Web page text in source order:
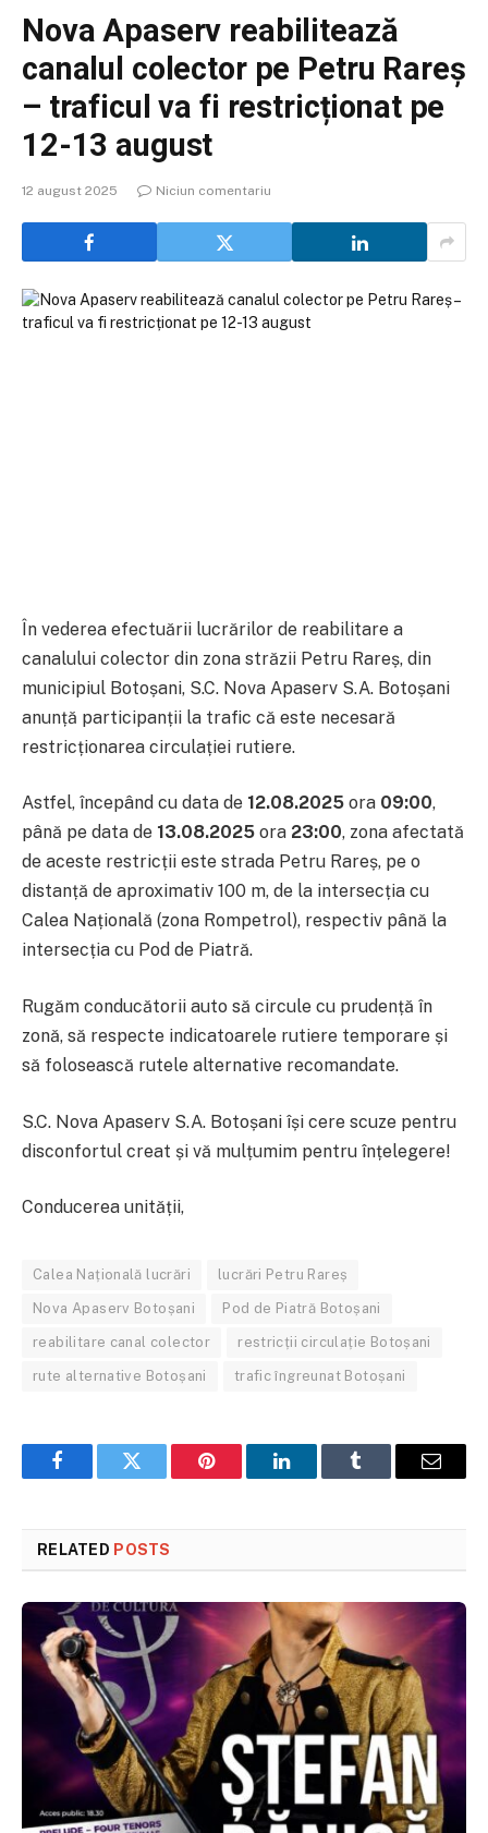
Nova Apaserv reabilitează
canalul colector pe Petru Rareș
– traficul va fi restricționat pe
12-13 august
12 august 2025 Niciun comentariu
În vederea efectuării lucrărilor de reabilitare a
canalului colector din zona străzii Petru Rareș, din
municipiul Botoșani, S.C. Nova Apaserv S.A. Botoșani
anunță participanții la trafic că este necesară
restricționarea circulației rutiere.
Astfel, începând cu data de 12.08.2025 ora 09:00,
până pe data de 13.08.2025 ora 23:00, zona afectată
de aceste restricții este strada Petru Rareș, pe o
distanță de aproximativ 100 m, de la intersecția cu
Calea Națională (zona Rompetrol), respectiv până la
intersecția cu Pod de Piatră.
Rugăm conducătorii auto să circule cu prudență în
zonă, să respecte indicatoarele rutiere temporare și
să folosească rutele alternative recomandate.
S.C. Nova Apaserv S.A. Botoșani își cere scuze pentru
disconfortul creat și vă mulțumim pentru înțelegere!
Conducerea unității,
Calea Națională lucrări lucrări Petru Rareș
Nova Apaserv Botoșani Pod de Piatră Botoșani
reabilitare canal colector restricții circulație Botoșani
rute alternative Botoșani trafic îngreunat Botoșani
FacebookTwitter Pinterest LinkedInTumblr Email
RELATED POSTS